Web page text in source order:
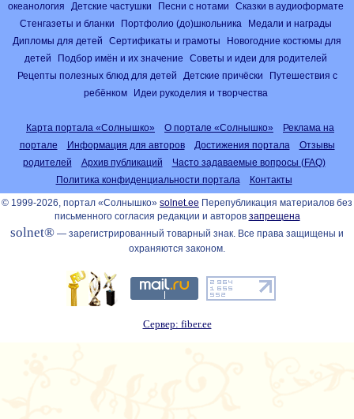
океанология
Детские частушки Песни с нотами
Сказки в аудиоформате
Стенгазеты и бланки
Портфолио (до)школьника
Медали и награды
Дипломы для детей
Сертификаты и грамоты
Новогодние костюмы для
детей
Подбор имён и их значение
Советы и идеи для родителей
Рецепты полезных блюд для детей
Детские причёски
Путешествия с
ребёнком
Идеи рукоделия и творчества
Карта портала «Солнышко» О портале «Солнышко»
Реклама на
портале
Информация для авторов Достижения портала
Отзывы
родителей
Архив публикаций
Часто задаваемые вопросы (FAQ)
Политика конфиденциальности портала
Контакты
© 1999-2026, портал «Солнышко» solnet.ee Перепубликация материалов без
письменного согласия редакции и авторов запрещена
solnet® — зарегистрированный товарный знак. Все права защищены и
охраняются законом.
Сервер: fiber.ee